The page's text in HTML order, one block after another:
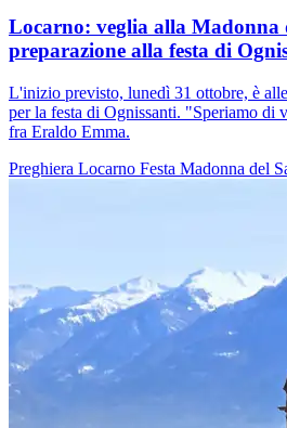
Locarno: veglia alla Madonna
preparazione alla festa di
L'inizio previsto, lunedì 31 ottobre, è
per la festa di Ognissanti. "Speriamo di
fra Eraldo Emma.
Preghiera Locarno Festa Madonna del